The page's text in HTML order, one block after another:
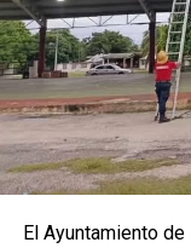
El Ayuntamiento